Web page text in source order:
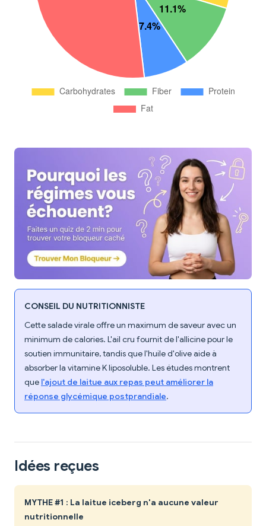
CONSEIL DU NUTRITIONNISTE
Cette salade virale offre un maximum de saveur avec un
minimum de calories. L'ail cru fournit de l'allicine pour le
soutien immunitaire, tandis que l'huile d'olive aide à
absorber la vitamine K liposoluble. Les études montrent
que l'ajout de laitue aux repas peut améliorer la
réponse glycémique postprandiale.
Idées reçues
MYTHE #1 : La laitue iceberg n'a aucune valeur
nutritionnelle